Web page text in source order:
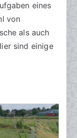
eines
von
als auch
sind einige